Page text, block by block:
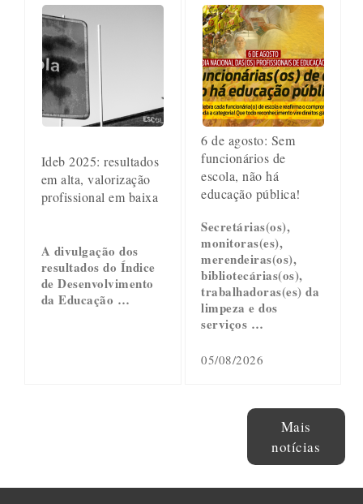
Ideb 2025: resultados
em alta, valorização
profissional em baixa
A divulgação dos
resultados do Índice
de Desenvolvimento
da Educação …
6 de agosto: Sem
funcionários de
escola, não há
educação pública!
Secretárias(os),
monitoras(es),
merendeiras(os),
bibliotecárias(os),
trabalhadoras(es) da
limpeza e dos
serviços …
05/08/2026
Mais
notícias